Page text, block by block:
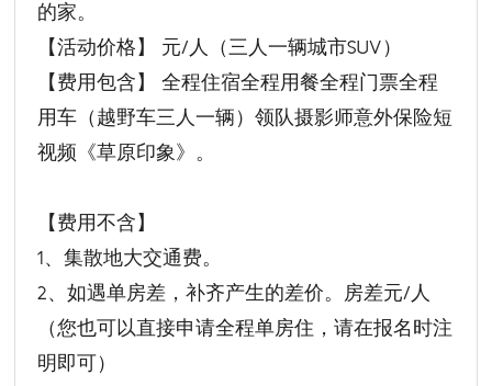
的家。
【活动价格】 元/人（三人一辆城市SUV）
【费用包含】 全程住宿全程用餐全程门票全程
用车（越野车三人一辆）领队摄影师意外保险短
视频《草原印象》。
【费用不含】
1、集散地大交通费。
2、如遇单房差，补齐产生的差价。房差元/人
（您也可以直接申请全程单房住，请在报名时注
明即可）